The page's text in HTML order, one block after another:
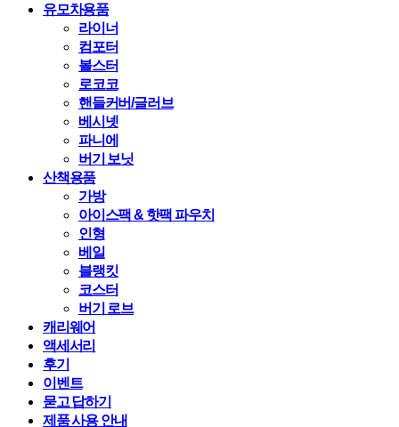
유모차용품
라이너
컴포터
볼스터
로코코
핸들커버/글러브
베시넷
파니에
버기 보닛
산책용품
가방
아이스팩 & 핫팩 파우치
인형
베일
블랭킷
코스터
버기 로브
캐리웨어
액세서리
후기
이벤트
묻고 답하기
제품 사용 안내